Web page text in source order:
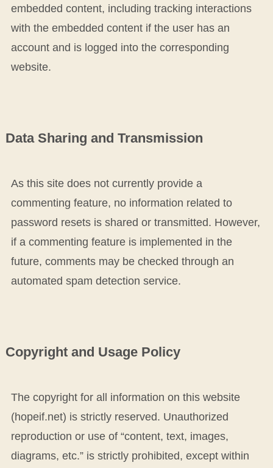
embedded content, including tracking interactions
with the embedded content if the user has an
account and is logged into the corresponding
website.
Data Sharing and Transmission
As this site does not currently provide a
commenting feature, no information related to
password resets is shared or transmitted. However,
if a commenting feature is implemented in the
future, comments may be checked through an
automated spam detection service.
Copyright and Usage Policy
The copyright for all information on this website
(hopeif.net) is strictly reserved. Unauthorized
reproduction or use of “content, text, images,
diagrams, etc.” is strictly prohibited, except within